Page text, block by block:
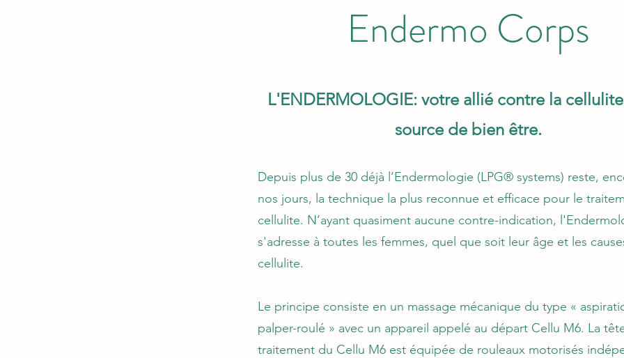
Endermo Corps
L'ENDERMOLOGIE: votre allié contre la
source de bien être.
Depuis plus de 30 déjà l’Endermologie (LPG® systems) reste,
nos jours, la technique la plus reconnue et efficace pour le
cellulite. N’ayant quasiment aucune contre-indication,
s'adresse à toutes les femmes, quel que soit leur âge et les
cellulite.
Le principe consiste en un massage mécanique du type «
palper-roulé » avec un appareil appelé au départ Cellu M6. La
traitement du Cellu M6 est équipée de rouleaux motorisés